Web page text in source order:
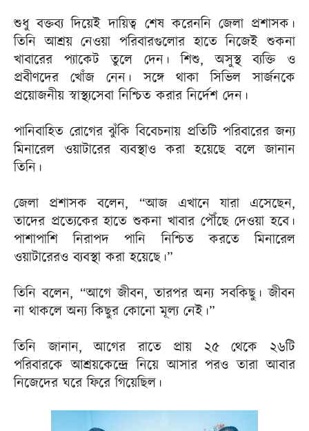
শুধু বক্তব্য দিয়েই দায়িত্ব শেষ করেননি জেলা প্রশাসক।
তিনি আশ্রয় নেওয়া পরিবারগুলোর হাতে নিজেই শুকনা
খাবারের প্যাকেট তুলে দেন। শিশু, অসুস্থ ব্যক্তি ও
প্রবীণদের খোঁজ নেন। সঙ্গে থাকা সিভিল সার্জনকে
প্রয়োজনীয় স্বাস্থ্যসেবা নিশ্চিত করার নির্দেশ দেন।
পানিবাহিত রোগের ঝুঁকি বিবেচনায় প্রতিটি পরিবারের জন্য
মিনারেল ওয়াটারের ব্যবস্থাও করা হয়েছে বলে জানান
তিনি।
জেলা প্রশাসক বলেন, “আজ এখানে যারা এসেছেন,
তাদের প্রত্যেকের হাতে শুকনা খাবার পৌঁছে দেওয়া হবে।
পাশাপাশি নিরাপদ পানি নিশ্চিত করতে মিনারেল
ওয়াটারেরও ব্যবস্থা করা হয়েছে।”
তিনি বলেন, “আগে জীবন, তারপর অন্য সবকিছু। জীবন
না থাকলে অন্য কিছুর কোনো মূল্য নেই।”
তিনি জানান, আগের রাতে প্রায় ২৫ থেকে ২৬টি
পরিবারকে আশ্রয়কেন্দ্রে নিয়ে আসার পরও তারা আবার
নিজেদের ঘরে ফিরে গিয়েছিল।